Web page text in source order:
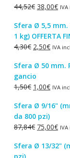
44,52€ Il
originale
era:
44,52€.
38,00€Il
è:
Sfera Ø 5,5 mm.
1 kg) OFFERTA
4,30€ Il
originale
era:
4,30€.
2,50€Il
2,50€.
IVA
Sfera Ø 50 mm.
gancio
1,50€ Il
originale
era:
1,50€.
1,00€Il
è:
1,00€.
IVA
Sfera Ø 9/16"
da 800 pzi)
87,84€ Il
originale
75,00€Il
Sfera Ø 13/32"
pzi)